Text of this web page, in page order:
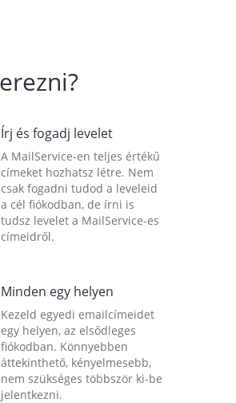
Írj és fogadj levelet
A MailService-en teljes értékű
címeket hozhatsz létre. Nem
csak fogadni tudod a leveleid
a cél fiókodban, de írni is
tudsz levelet a MailService-es
címeidről.
Minden egy helyen
Kezeld egyedi emailcímeidet
egy helyen, az elsődleges
fiókodban. Könnyebben
áttekinthető, kényelmesebb,
nem szükséges többször ki-be
jelentkezni.